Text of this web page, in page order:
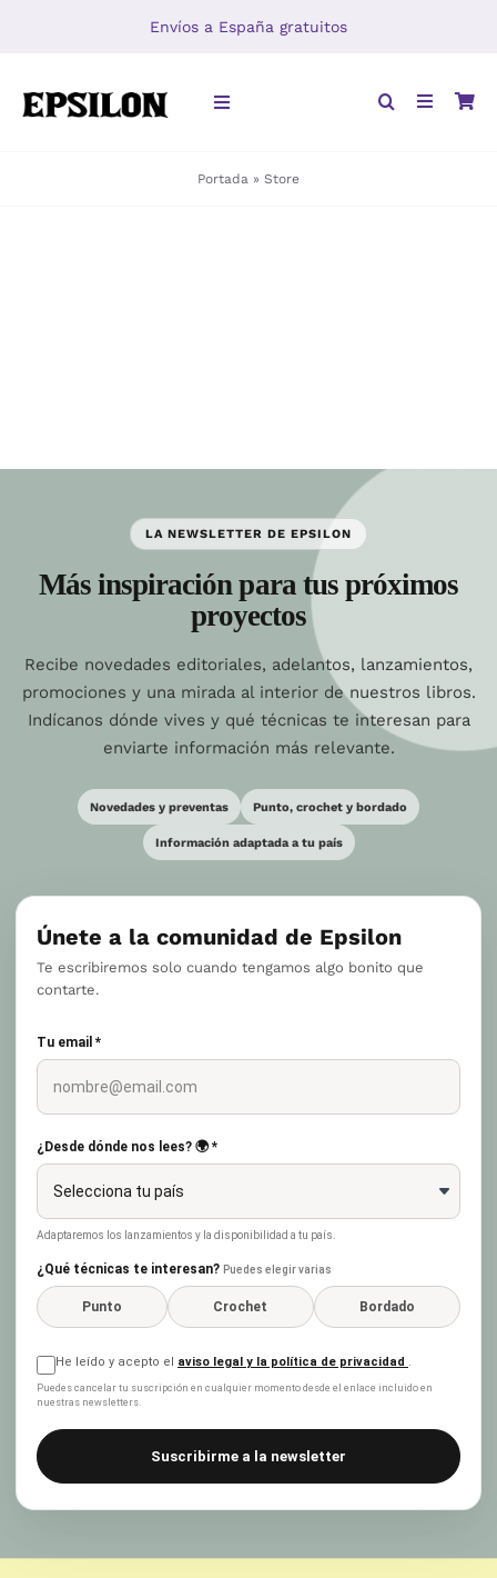
Envíos a España gratuitos
Toggle
Portada » Store
LA NEWSLETTER DE EPSILON
Más inspiración para tus próximos
proyectos
Recibe novedades editoriales, adelantos, lanzamientos,
promociones y una mirada al interior de nuestros libros.
Indícanos dónde vives y qué técnicas te interesan para
enviarte información más relevante.
Novedades y preventas Punto, crochet y bordado
Información adaptada a tu país
Únete a la comunidad de Epsilon
Te escribiremos solo cuando tengamos algo bonito que
contarte.
Tu email *
¿Desde dónde nos lees? 🌍 *
Adaptaremos los lanzamientos y la disponibilidad a tu país.
¿Qué técnicas te interesan? Puedes elegir varias
Punto Crochet Bordado
He leído y acepto el aviso legal y la política de privacidad .
Puedes cancelar tu suscripción en cualquier momento desde el enlace incluido en
nuestras newsletters.
Suscribirme a la newsletter